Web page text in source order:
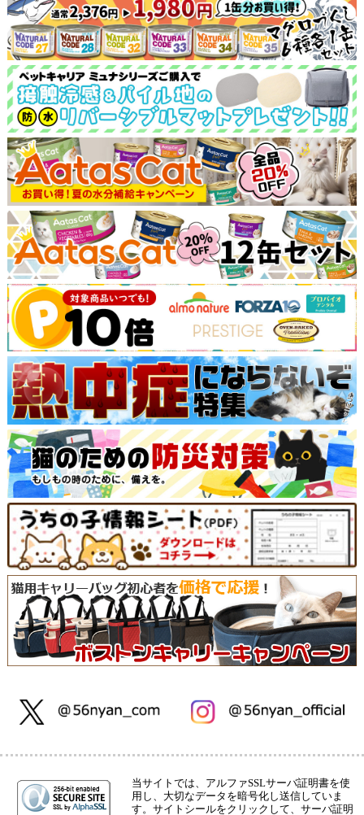
当サイトでは、アルファSSLサーバ証明書を使
用し、大切なデータを暗号化し送信していま
す。サイトシールをクリックして、サーバ証明